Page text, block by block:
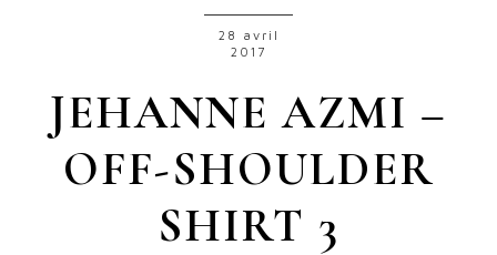
28 avril
2017
JEHANNE AZMI –
OFF-SHOULDER
SHIRT 3